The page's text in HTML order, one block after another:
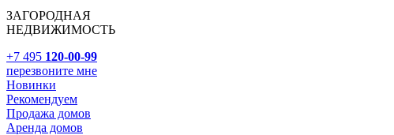
ЗАГОРОДНАЯ
НЕДВИЖИМОСТЬ
+7 495 120-00-99
перезвоните мне
Новинки
Рекомендуем
Продажа домов
Аренда домов